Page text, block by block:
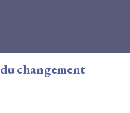
changement